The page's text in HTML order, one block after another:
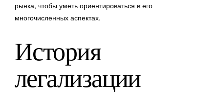
рынка, чтобы уметь ориентироваться в его
многочисленных аспектах.
История
легализации